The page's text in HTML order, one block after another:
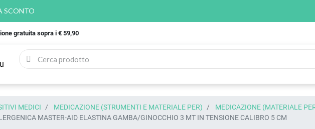
SCONTO
gratuita sopra i € 59,90
MEDICI MEDICAZIONE (STRUMENTI E MATERIALE PER) MEDICAZIONE (MATERIALE
MASTER-AID ELASTINA GAMBA/GINOCCHIO 3 MT IN TENSIONE CALIBRO 5 CM